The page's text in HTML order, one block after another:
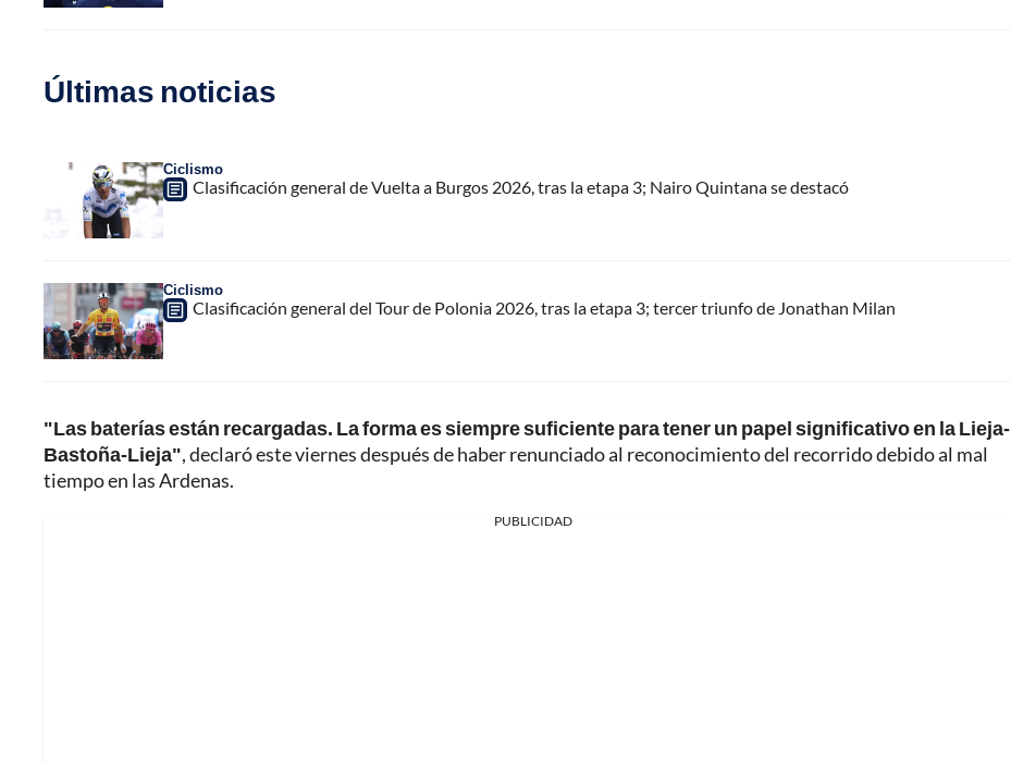
Últimas noticias
Ciclismo
Clasificación general de Vuelta a Burgos 2026, tras la etapa 3; Nairo Quintana se destacó
Ciclismo
Clasificación general del Tour de Polonia 2026, tras la etapa 3; tercer triunfo de Jonathan Milan
"Las baterías están recargadas. La forma es siempre suficiente para tener un papel significativo en la Lieja-
Bastoña-Lieja", declaró este viernes después de haber renunciado al reconocimiento del recorrido debido al mal
tiempo en las Ardenas.
PUBLICIDAD